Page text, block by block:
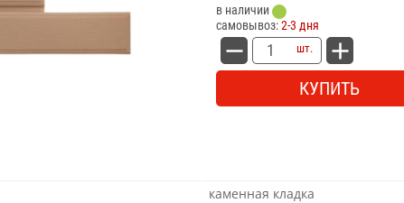
в наличии
самовывоз:2-3 дня
шт.
КУПИТЬ
каменная кладка